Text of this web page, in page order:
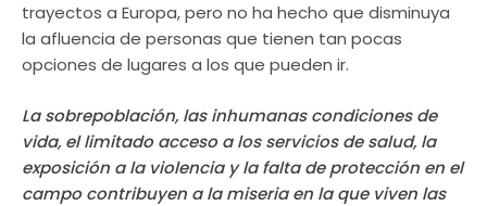
trayectos a Europa, pero no ha hecho que disminuya
la afluencia de personas que tienen tan pocas
opciones de lugares a los que pueden ir.
La sobrepoblación, las inhumanas condiciones de
vida, el limitado acceso a los servicios de salud, la
exposición a la violencia y la falta de protección en el
campo contribuyen a la miseria en la que viven las